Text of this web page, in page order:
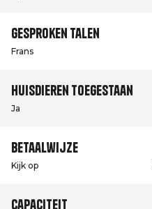
Gesproken talen
Frans
Huisdieren toegestaan
Ja
Betaalwijze
Kijk op
Capaciteit